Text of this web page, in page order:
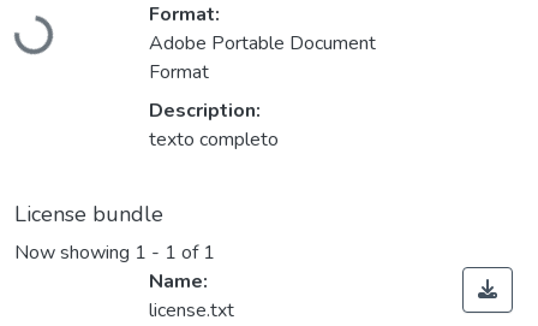
Loading...
Format:
Adobe Portable Document
Format
Description:
texto completo
License bundle
Now showing 1 - 1 of 1
Name:
license.txt